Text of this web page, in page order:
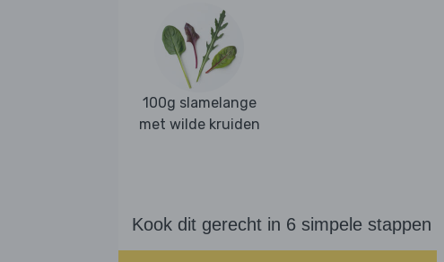
100g slamelange
met wilde kruiden
Kook dit gerecht in 6 simpele stappen